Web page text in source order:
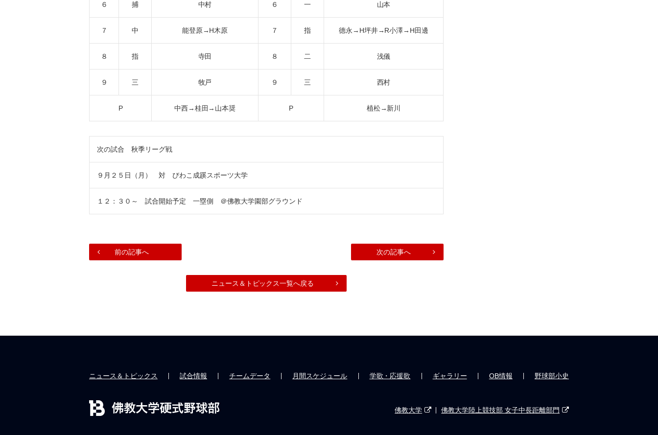
６ 捕 中村 ６ 一 山本
７ 中 能登原→H木原 ７ 指 德永→H坪井→R小澤→H田邊
８ 指 寺田 ８ 二 浅儀
９ 三 牧戸 ９ 三 西村
P 中西→桂田→山本奨 P 植松→新川
次の試合 秋季リーグ戦
９月２５日（月） 対 びわこ成蹊スポーツ大学
１２：３０～ 試合開始予定 一塁側 ＠佛教大学園部グラウンド
前の記事へ 次の記事へ
ニュース＆トピックス一覧へ戻る
ニュース＆トピックス 試合情報 チームデータ 月間スケジュール 学歌・応援歌 ギャラリー OB情報 野球部小史
佛教大学 佛教大学陸上競技部 女子中長距離部門